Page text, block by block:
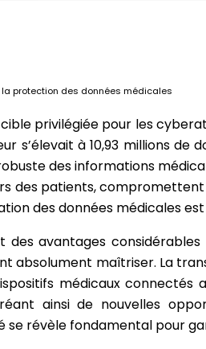
protection des données médicales
privilégiée pour les
s’élevait à 10,93 millions
des informations
des patients,
des données médicales
des avantages
absolument maîtriser. La
médicaux
ainsi de nouvelles
révèle fondamental pour